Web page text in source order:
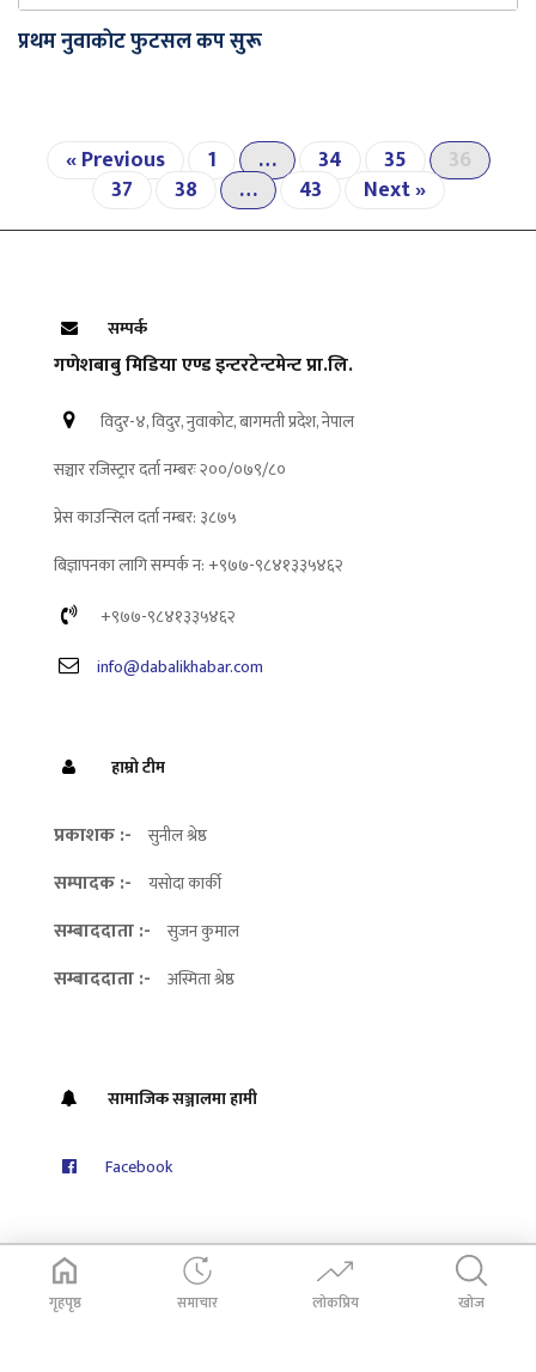
गृहपृष्ठ समाचार लोकप्रिय खोज
प्रथम नुवाकाेट फुटसल कप सुरू
« Previous 1 … 34 35
36
37
38 … 43 Next »
सम्पर्क
गणेशबाबु मिडिया एण्ड इन्टरटेन्टमेन्ट प्रा.लि.
विदुर-४, विदुर, नुवाकोट, बागमती प्रदेश, नेपाल
सञ्चार रजिस्ट्रार दर्ता नम्बरः २००/०७९/८०
प्रेस काउन्सिल दर्ता नम्बर: ३८७५
बिज्ञापनका लागि सम्पर्क न: +९७७-९८४१३३५४६२
+९७७-९८४१३३५४६२
info@dabalikhabar.com
हाम्रो टीम
प्रकाशक :- सुनील श्रेष्ठ
सम्पादक :- यसोदा कार्की
सम्बाददाता :- सुजन कुमाल
सम्बाददाता :- अस्मिता श्रेष्ठ
सामाजिक सञ्जालमा हामी
Facebook